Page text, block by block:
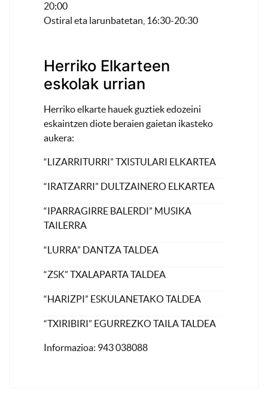
20:00
Ostiral eta larunbatetan, 16:30-20:30
Herriko Elkarteen
eskolak urrian
Herriko elkarte hauek guztiek edozeini
eskaintzen diote beraien gaietan ikasteko
aukera:
“LIZARRITURRI” TXISTULARI ELKARTEA
“IRATZARRI” DULTZAINERO ELKARTEA
“IPARRAGIRRE BALERDI” MUSIKA
TAILERRA
“LURRA” DANTZA TALDEA
“ZSK” TXALAPARTA TALDEA
“HARIZPI” ESKULANETAKO TALDEA
“TXIRIBIRI” EGURREZKO TAILA TALDEA
Informazioa: 943 038088